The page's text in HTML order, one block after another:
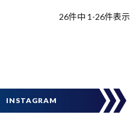
26件中 1 -26件表示
INSTAGRAM